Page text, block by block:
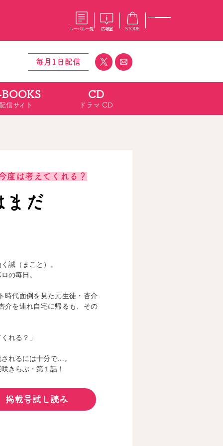
レーベル一覧 広報室 STORE
室
採用情報
コミックエッセイ
毎月1日配信
信サイト
CD
ドラマ CD
度は考えてくれる？
まだ
誠（まこと）。
の毎日。
時代面倒を見た元生徒・杏介
介を連れ自宅に帰るも、その
れる？」
れるには十分で…。
きらぶ・第１話！
掲載号試し読み